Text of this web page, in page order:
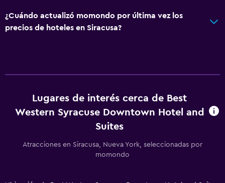
¿Cuándo actualizó momondo por última vez los
precios de hoteles en Siracusa?
Lugares de interés cerca de Best
Western Syracuse Downtown Hotel and
Suites
Atracciones en Siracusa, Nueva York, seleccionadas por
momondo